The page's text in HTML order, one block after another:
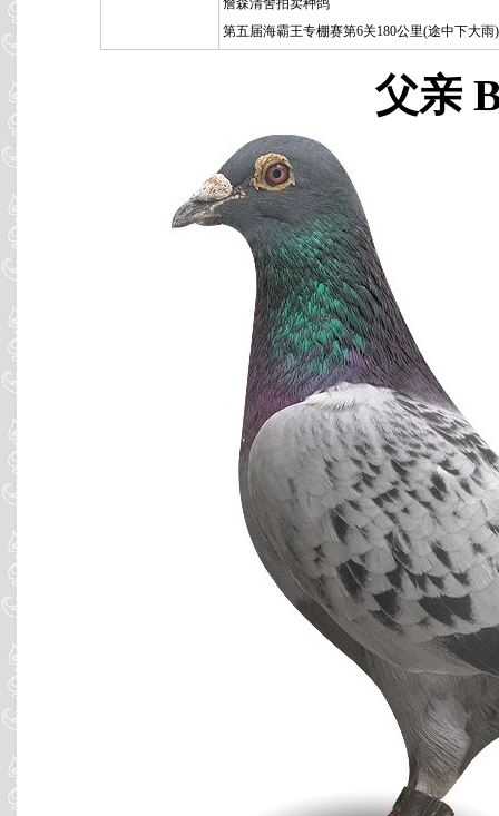
詹森清舍拍卖种鸽
第五届海霸王专棚赛第6关180公里(途中下大雨
父亲